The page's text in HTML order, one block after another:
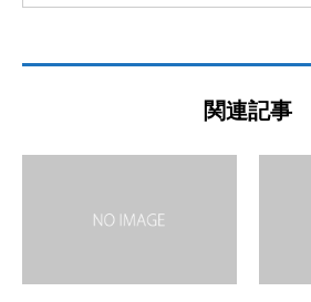
関連記事